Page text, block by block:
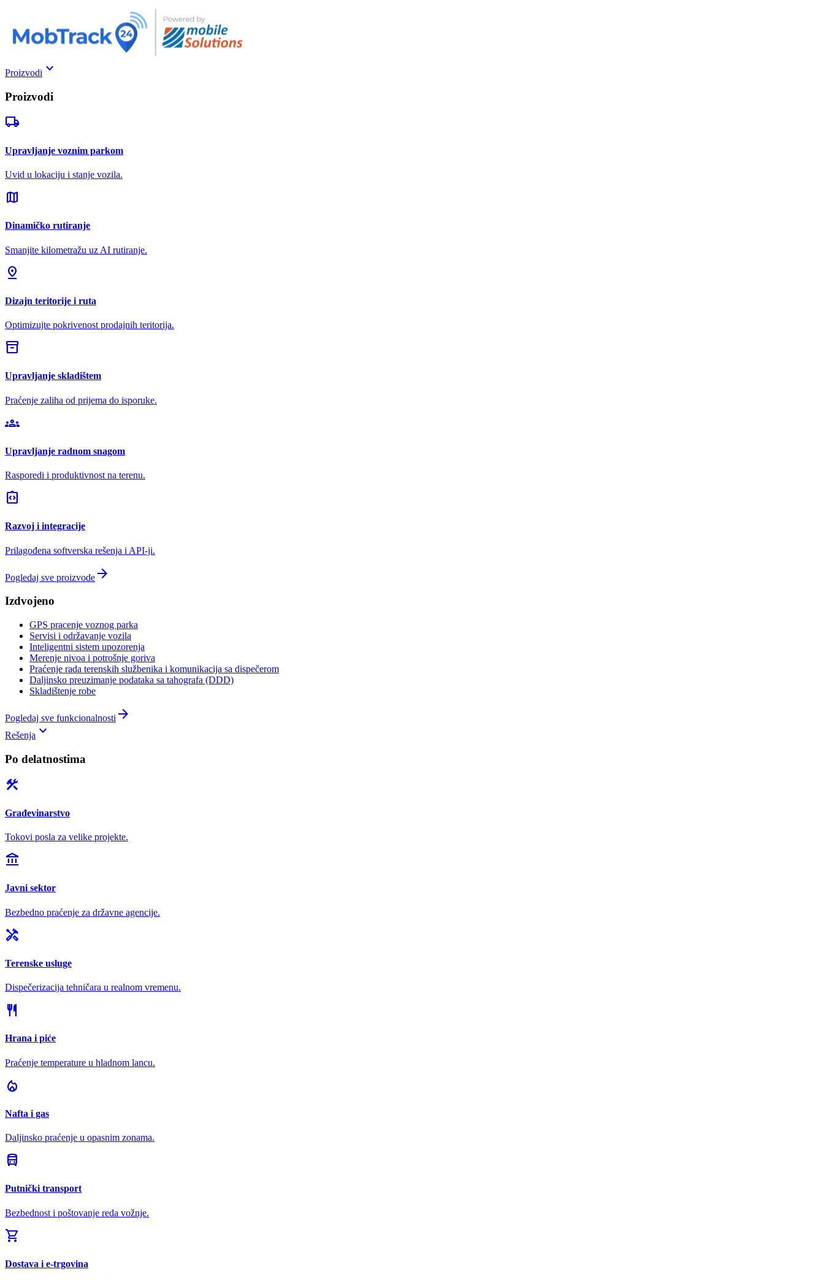
Proizvodi keyboard_arrow_down
Proizvodi
local_shipping
Upravljanje voznim parkom
Uvid u lokaciju i stanje vozila.
map
Dinamičko rutiranje
Smanjite kilometražu uz AI rutiranje.
pin_drop
Dizajn teritorije i ruta
Optimizujte pokrivenost prodajnih teritorija.
inventory_2
Upravljanje skladištem
Praćenje zaliha od prijema do isporuke.
groups
Upravljanje radnom snagom
Rasporedi i produktivnost na terenu.
integration_instructions
Razvoj i integracije
Prilagođena softverska rešenja i API-ji.
Pogledaj sve proizvode arrow_forward
Izdvojeno
GPS pracenje voznog parka
Servisi i održavanje vozila
Inteligentni sistem upozorenja
Merenje nivoa i potrošnje goriva
Praćenje rada terenskih službenika i komunikacija sa dispečerom
Daljinsko preuzimanje podataka sa tahografa (DDD)
Skladištenje robe
Pogledaj sve funkcionalnosti arrow_forward
Rešenja keyboard_arrow_down
Po delatnostima
construction
Građevinarstvo
Tokovi posla za velike projekte.
account_balance
Javni sektor
Bezbedno praćenje za državne agencije.
handyman
Terenske usluge
Dispečerizacija tehničara u realnom vremenu.
restaurant
Hrana i piće
Praćenje temperature u hladnom lancu.
local_fire_department
Nafta i gas
Daljinsko praćenje u opasnim zonama.
directions_bus
Putnički transport
Bezbednost i poštovanje reda vožnje.
shopping_cart
Dostava i e-trgovina